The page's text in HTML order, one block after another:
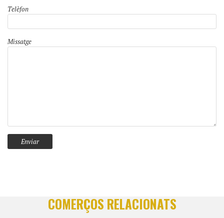
Telèfon
Missatge
COMERÇOS RELACIONATS